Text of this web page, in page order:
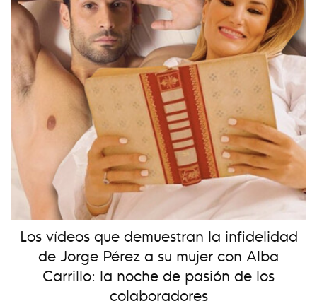
Los vídeos que demuestran la infidelidad
de Jorge Pérez a su mujer con Alba
Carrillo: la noche de pasión de los
colaboradores